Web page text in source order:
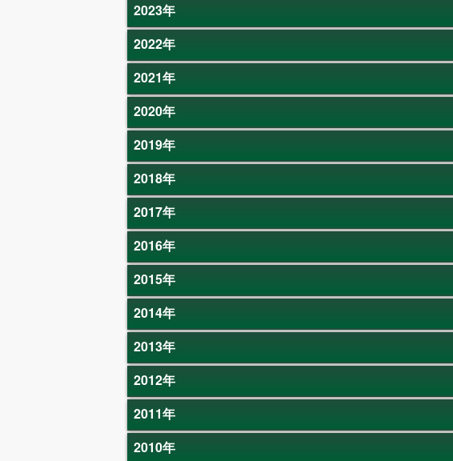
2023年
2022年
2021年
2020年
2019年
2018年
2017年
2016年
2015年
2014年
2013年
2012年
2011年
2010年